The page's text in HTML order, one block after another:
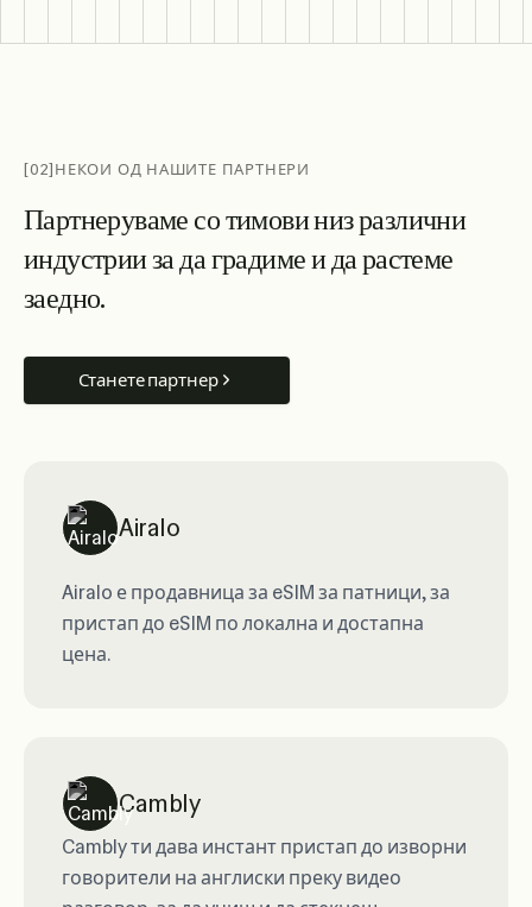
[02]НЕКОИ ОД НАШИТЕ ПАРТНЕРИ
Партнерувамесотимовинизразлични
индустриизадаградимеидарастеме
заедно.
Станете партнер
Airalo
Airalo е продавница за eSIM за патници, за
пристап до eSIM по локална и достапна
цена.
Cambly
Cambly ти дава инстант пристап до изворни
говорители на англиски преку видео